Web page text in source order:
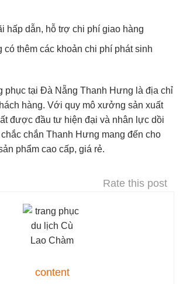
hấp dẫn, hỗ trợ chi phí giao hàng
có thêm các khoản chi phí phát sinh
phục tại Đà Nẵng Thanh Hưng là địa chỉ
hàng. Với quy mô xưởng sản xuất
được đầu tư hiện đại và nhân lực dồi
chắn Thanh Hưng mang đến cho
phẩm cao cấp, giá rẻ.
Rate this post
content